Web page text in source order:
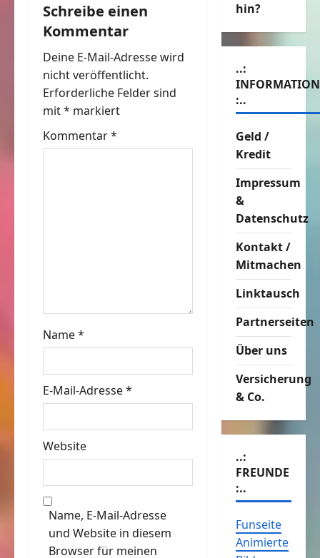
a
g
s
n
a
i
o
n
Schreibe einen
Kommentar
Deine E-Mail-Adresse wird
nicht veröffentlicht.
Erforderliche Felder sind
mit* markiert
Kommentar*
Name*
E-Mail-Adresse*
Website
Name, E-Mail-Adresse
und Website in diesem
Browser für meinen
hin?
..:
:..
Geld /
Kredit
Impressum
&
Datenschutz
Kontakt /
Mitmachen
Linktausch
Partnerseiten
Über uns
Versicherung
& Co.
..:
FREUNDE
:..
Funseite
Animierte